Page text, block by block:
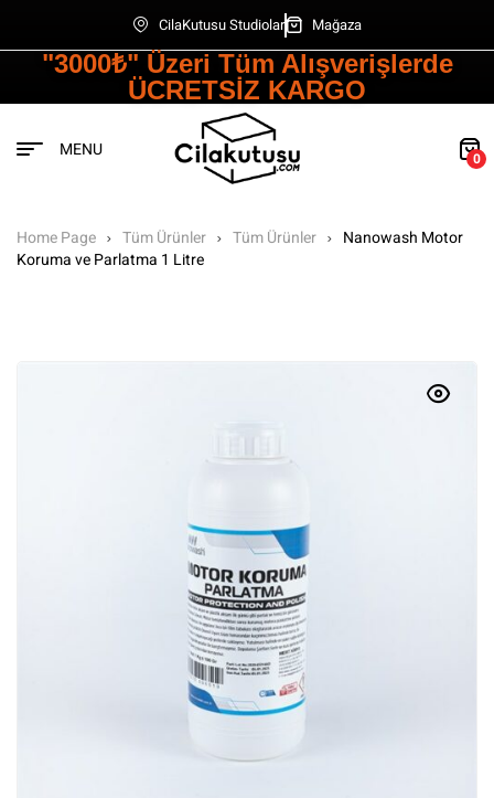
CilaKutusu Studiolar Mağaza
"3000₺" Üzeri Tüm Alışverişlerde
ÜCRETSİZ KARGO
MENU 0
Home Page Tüm Ürünler Tüm Ürünler
Nanowash Motor
Koruma ve Parlatma 1 Litre